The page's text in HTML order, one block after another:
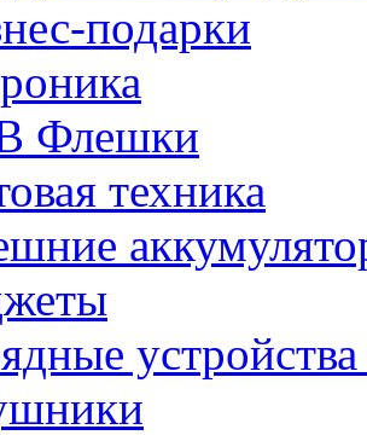
подарки
Флешки
техника